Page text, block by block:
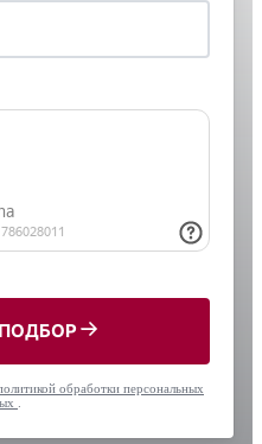
обработки персональных